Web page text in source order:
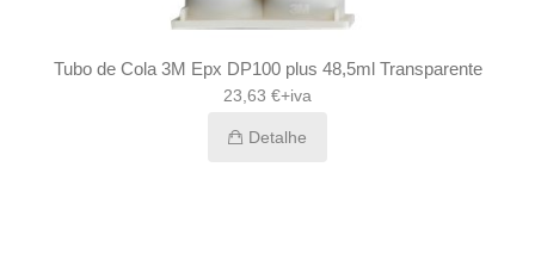
Tubo de Cola 3M Epx DP100 plus 48,5ml Transparente
23,63 €+iva
Detalhe